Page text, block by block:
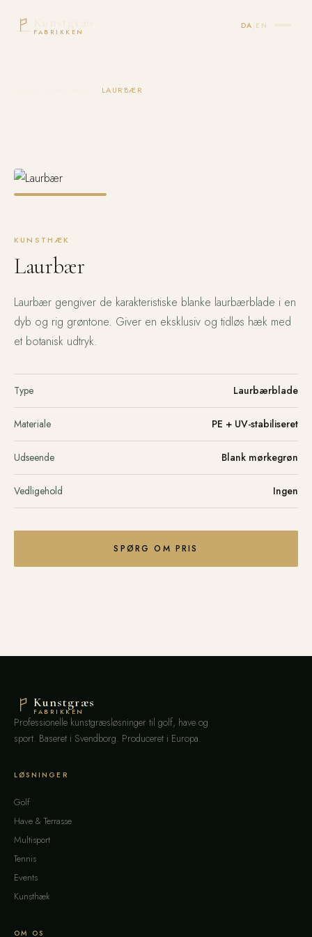
FABRIKKEN
DA EN
LAURBÆR
KUNSTHÆK
Laurbær
Laurbær gengiver de karakteristiske blanke laurbærblade i en
dyb og rig grøntone. Giver en eksklusiv og tidløs hæk med
et botanisk udtryk.
Type Laurbærblade
Materiale PE + UV-stabiliseret
Udseende Blank mørkegrøn
Vedligehold Ingen
SPØRG OM PRIS
Kunstgræs
FABRIKKEN
Professionelle kunstgræsløsninger til golf, have og
sport. Baseret i Svendborg. Produceret i Europa.
LØSNINGER
Golf
Have & Terrasse
Multisport
Tennis
Events
Kunsthæk
OM OS